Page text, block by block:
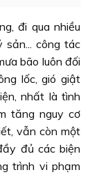
đi qua nhiều
sản... công tác
bão luôn đối
lốc, gió giật
nhất là tình
tăng nguy cơ
vẫn còn một
đủ các biện
trình vi phạm